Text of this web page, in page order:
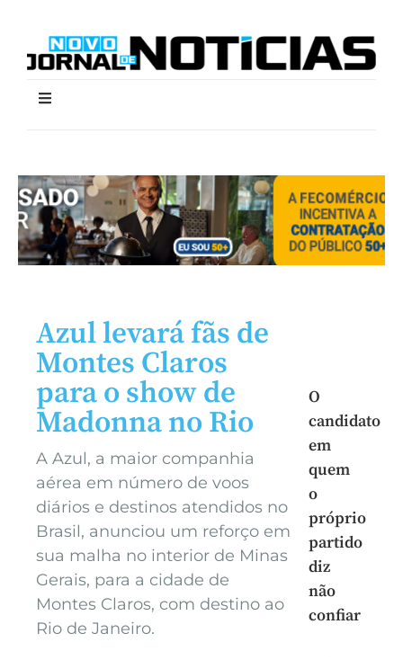
Azul levará fãs de
Montes Claros
para o show de
Madonna no Rio
A Azul, a maior companhia
aérea em número de voos
diários e destinos atendidos no
Brasil, anunciou um reforço em
sua malha no interior de Minas
Gerais, para a cidade de
Montes Claros, com destino ao
Rio de Janeiro.
O
candidato
em
quem
o
próprio
partido
diz
não
confiar